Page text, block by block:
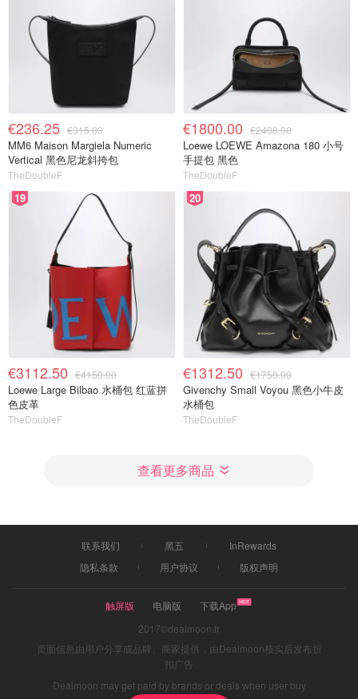
€236.25 €315.00
MM6 Maison Margiela Numeric
Vertical 黑色尼龙斜挎包
TheDoubleF
€1800.00 €2400.00
Loewe LOEWE Amazona 180 小号
手提包 黑色
TheDoubleF
19
€3112.50 €4150.00
Loewe Large Bilbao 水桶包 红蓝拼
色皮革
TheDoubleF
20
€1312.50 €1750.00
Givenchy Small Voyou 黑色小牛皮
水桶包
TheDoubleF
查看更多商品
联系我们 黑五
InRewards
隐私条款
用户协议 版权声明
触屏版 电脑版
下载App
2017©dealmoon.fr
页面信息由用户分享或品牌、商家提供，由Dealmoon核实后发布折
扣广告
Dealmoon may get paid by brands or deals when user buy